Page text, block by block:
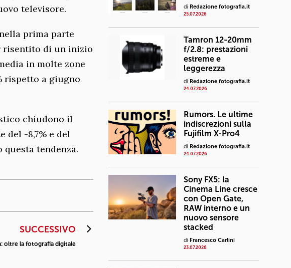
televisore.
prima parte
risentito di un inizio
in molte zone
rispetto a giugno
chiudono il
del -8,7% e del
tendenza.
SUCCESSIVO
oltre la fotografia digitale
di Redazione fotografia.it
25.07.2026
Tamron 12-20mm
f/2.8: prestazioni
estreme e
leggerezza
di Redazione fotografia.it
24.07.2026
Rumors. Le ultime
indiscrezioni sulla
Fujifilm X-Pro4
di Redazione fotografia.it
24.07.2026
Sony FX5: la
Cinema Line cresce
con Open Gate,
RAW interno e un
nuovo sensore
stacked
di Francesco Carlini
23.07.2026